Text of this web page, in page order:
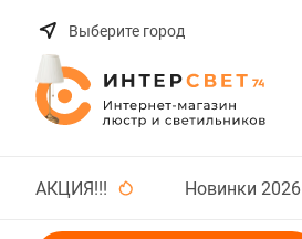
Выберите город
АКЦИЯ!!! Новинки 2026